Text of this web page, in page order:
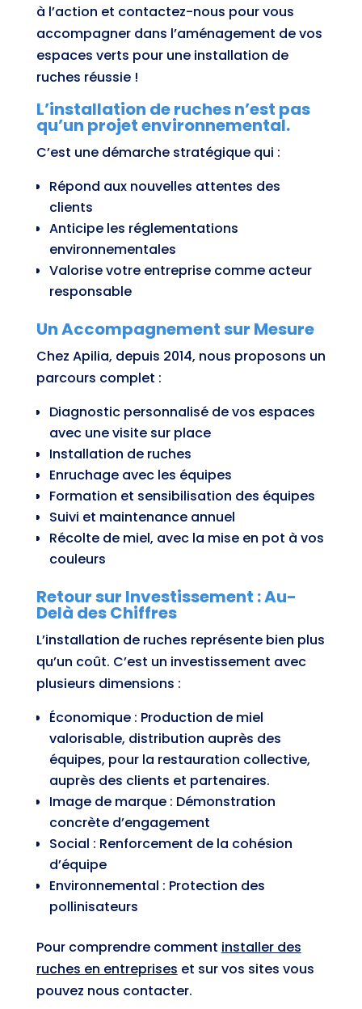
à l’action et contactez-nous pour vous
accompagner dans l’aménagement de vos
espaces verts pour une installation de
ruches réussie !
L’installation de ruches n’est pas
qu’un projet environnemental.
C’est une démarche stratégique qui :
Répond aux nouvelles attentes des
clients
Anticipe les réglementations
environnementales
Valorise votre entreprise comme acteur
responsable
Un Accompagnement sur Mesure
Chez Apilia, depuis 2014, nous proposons un
parcours complet :
Diagnostic personnalisé de vos espaces
avec une visite sur place
Installation de ruches
Enruchage avec les équipes
Formation et sensibilisation des équipes
Suivi et maintenance annuel
Récolte de miel, avec la mise en pot à vos
couleurs
Retour sur Investissement : Au-
Delà des Chiffres
L’installation de ruches représente bien plus
qu’un coût. C’est un investissement avec
plusieurs dimensions :
Économique : Production de miel
valorisable, distribution auprès des
équipes, pour la restauration collective,
auprès des clients et partenaires.
Image de marque : Démonstration
concrète d’engagement
Social : Renforcement de la cohésion
d’équipe
Environnemental : Protection des
pollinisateurs
Pour comprendre comment installer des
ruches en entreprises et sur vos sites vous
pouvez nous contacter.